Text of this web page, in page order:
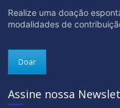
Realize uma doação
modalidades de
Doar
Assine nossa